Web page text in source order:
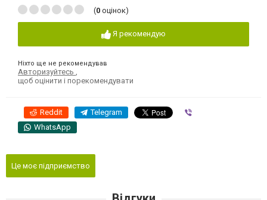
(0 оцінок)
Я рекомендую
Ніхто ще не рекомендував
Авторизуйтесь
щоб оцінити і порекомендувати
Reddit Telegram
WhatsApp
Це моє підприємство